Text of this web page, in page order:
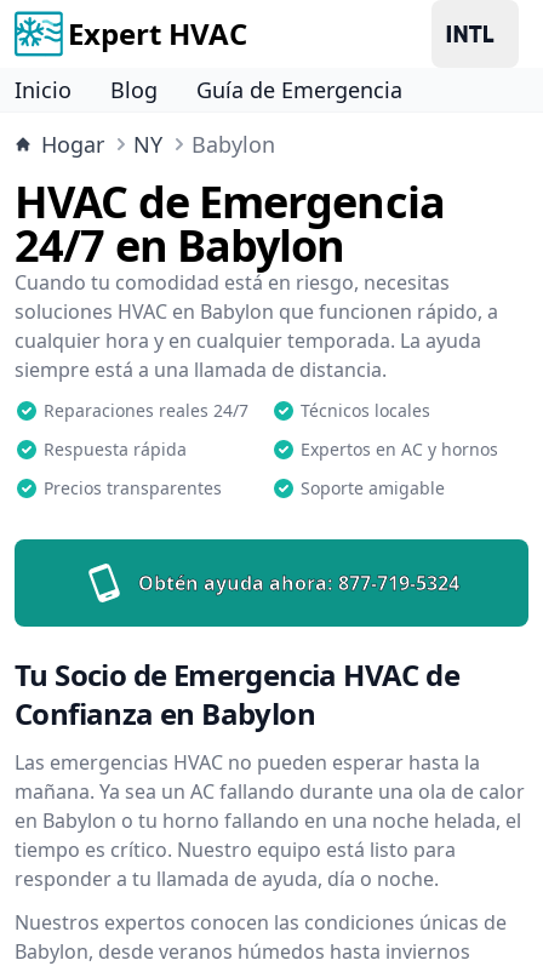
Expert HVAC
Inicio Blog
Guía de Emergencia
Hogar
NY Babylon
HVAC de Emergencia
24/7 en Babylon
Cuando tu comodidad está en riesgo, necesitas
soluciones HVAC en Babylon que funcionen rápido, a
cualquier hora y en cualquier temporada. La ayuda
siempre está a una llamada de distancia.
Reparaciones reales 24/7
Técnicos locales
Respuesta rápida
Expertos en AC y hornos
Precios transparentes
Soporte amigable
Obtén ayuda ahora: 877-719-5324
Tu Socio de Emergencia HVAC de
Confianza en Babylon
Las emergencias HVAC no pueden esperar hasta la
mañana. Ya sea un AC fallando durante una ola de calor
en Babylon o tu horno fallando en una noche helada, el
tiempo es crítico. Nuestro equipo está listo para
responder a tu llamada de ayuda, día o noche.
Nuestros expertos conocen las condiciones únicas de
Babylon, desde veranos húmedos hasta inviernos